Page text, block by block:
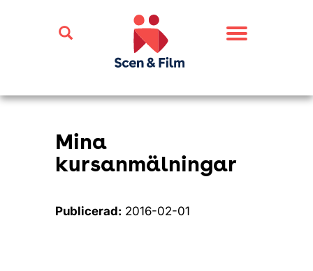
Toggle
Mina
kursanmälningar
Publicerad: 2016-02-01